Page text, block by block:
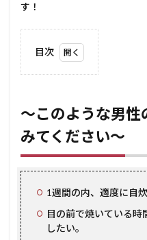
す！
目次
うな
男性
の
方々
はぜ
ひ試
みて
さい
～このような男性
みてください～
1週間の内、適度に自炊
目の前で焼いている時
したい。